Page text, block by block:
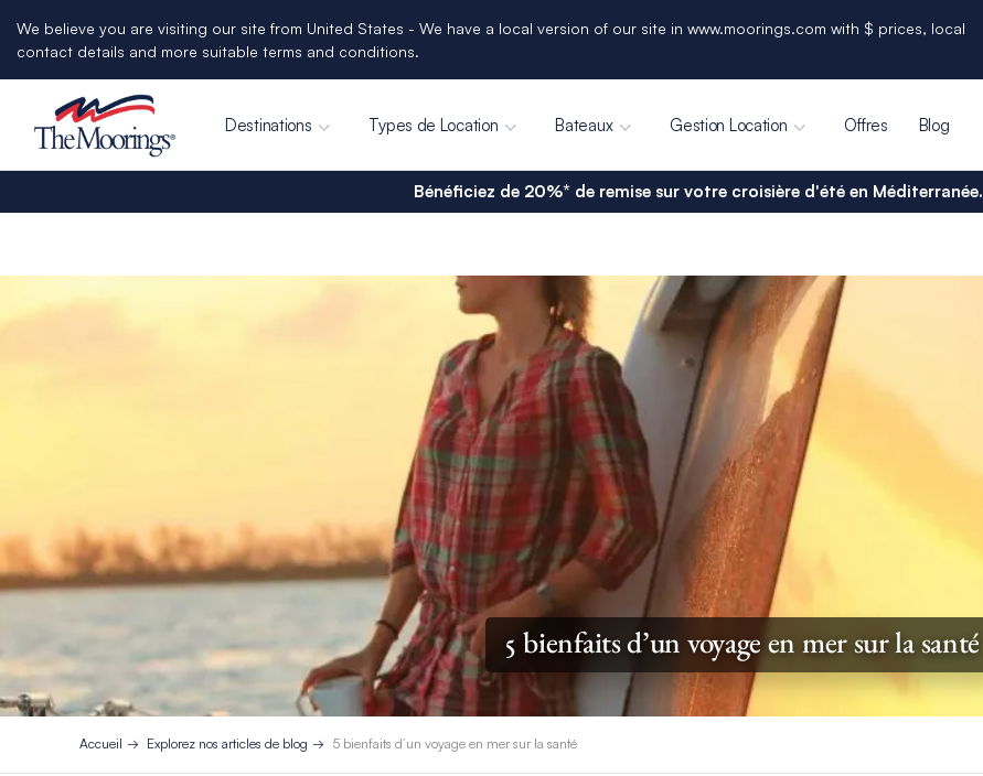
We believe you are visiting our site from United States - We have a local version of our site in www.moorings.com with $ prices, local
contact details and more suitable terms and conditions.
Destinations Types de Location Bateaux Gestion Location Offres Blog
Bénéficiez de 20%* de remise sur votre croisière d'été en Méditerranée.
5 bienfaits d’un voyage en mer sur la santé
Accueil Explorez nos articles de blog 5 bienfaits d’un voyage en mer sur la santé